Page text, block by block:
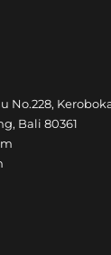
No.228,
Bali 80361